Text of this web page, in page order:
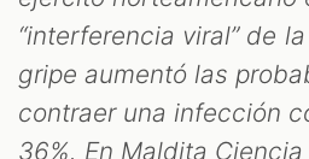
“interferencia viral” de
gripe aumentó las
contraer una infección
36%. En Maldita Ciencia